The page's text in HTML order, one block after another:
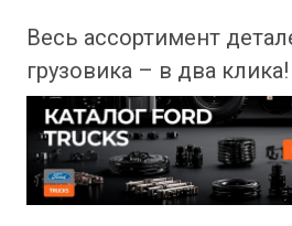
Весь ассортимент
грузовика – в два клика!